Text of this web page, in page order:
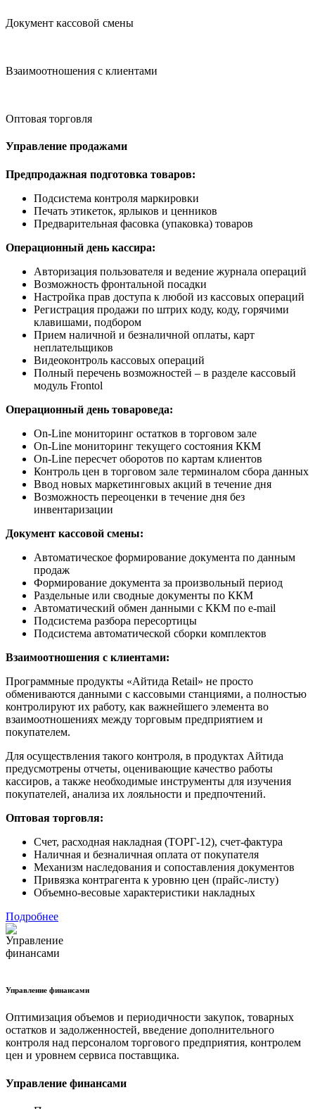
Документ кассовой смены
Взаимоотношения с клиентами
Оптовая торговля
Управление продажами
Предпродажная подготовка товаров:
Подсистема контроля маркировки
Печать этикеток, ярлыков и ценников
Предварительная фасовка (упаковка) товаров
Операционный день кассира:
Авторизация пользователя и ведение журнала операций
Возможность фронтальной посадки
Настройка прав доступа к любой из кассовых операций
Регистрация продажи по штрих коду, коду, горячими
клавишами, подбором
Прием наличной и безналичной оплаты, карт
неплательщиков
Видеоконтроль кассовых операций
Полный перечень возможностей – в разделе кассовый
модуль Frontol
Операционный день товароведа:
On-Line мониторинг остатков в торговом зале
On-Line мониторинг текущего состояния ККМ
On-Line пересчет оборотов по картам клиентов
Контроль цен в торговом зале терминалом сбора данных
Ввод новых маркетинговых акций в течение дня
Возможность переоценки в течение дня без
инвентаризации
Документ кассовой смены:
Автоматическое формирование документа по данным
продаж
Формирование документа за произвольный период
Раздельные или сводные документы по ККМ
Автоматический обмен данными с ККМ по e-mail
Подсистема разбора пересортицы
Подсистема автоматической сборки комплектов
Взаимоотношения с клиентами:
Программные продукты «Айтида Retail» не просто
обмениваются данными с кассовыми станциями, а полностью
контролируют их работу, как важнейшего элемента во
взаимоотношениях между торговым предприятием и
покупателем.
Для осуществления такого контроля, в продуктах Айтида
предусмотрены отчеты, оценивающие качество работы
кассиров, а также необходимые инструменты для изучения
покупателей, анализа их лояльности и предпочтений.
Оптовая торговля:
Счет, расходная накладная (ТОРГ-12), счет-фактура
Наличная и безналичная оплата от покупателя
Механизм наследования и сопоставления документов
Привязка контрагента к уровню цен (прайс-листу)
Объемно-весовые характеристики накладных
Подробнее
Управление финансами
Оптимизация объемов и периодичности закупок, товарных
остатков и задолженностей, введение дополнительного
контроля над персоналом торгового предприятия, контролем
цен и уровнем сервиса поставщика.
Управление финансами